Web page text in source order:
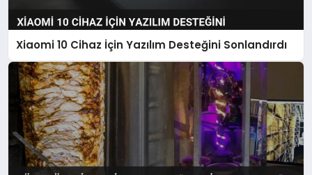
Xiaomi 10 Cihaz İçin Yazılım Desteğini Sonlandırdı